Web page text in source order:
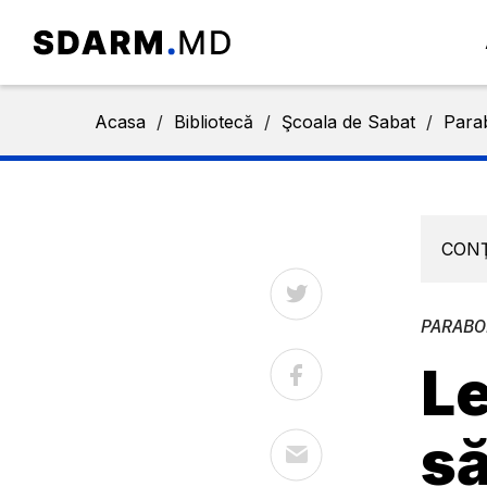
Acasa / Bibliotecă / Şcoala de Sabat /